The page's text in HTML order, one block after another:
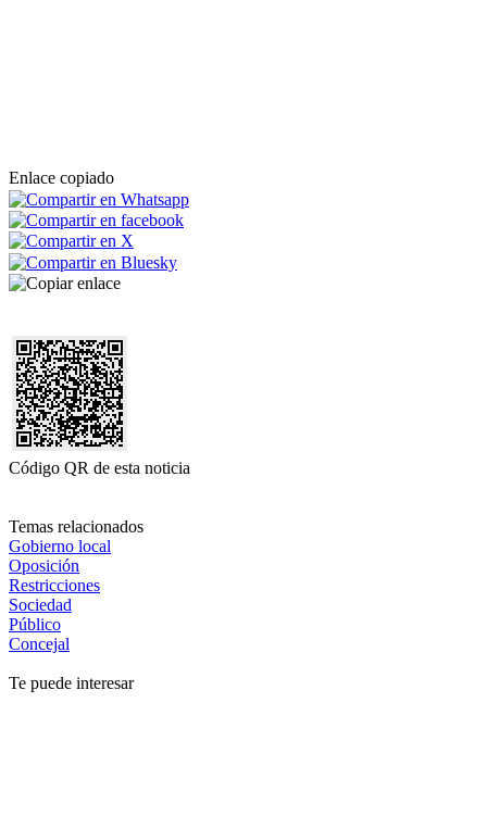
Enlace copiado
Código QR de esta noticia
Temas relacionados
Gobierno local
Oposición
Restricciones
Sociedad
Público
Concejal
Te puede interesar